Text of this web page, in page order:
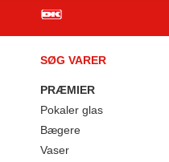
SØG VARER
PRÆMIER
Pokaler glas
Bægere
Vaser